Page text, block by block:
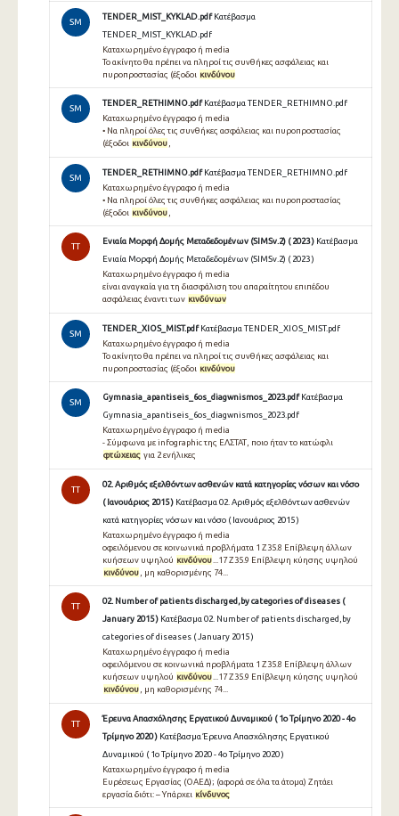
SM
TENDER_MIST_KYKLAD.pdf Κατέβασμα
TENDER_MIST_KYKLAD.pdf
Καταχωρημένο έγγραφο ή media
Το ακίνητο θα πρέπει να πληροί τις συνθήκες ασφάλειας και
πυροπροστασίας (έξοδοι κινδύνου
SM
TENDER_RETHIMNO.pdf Κατέβασμα TENDER_RETHIMNO.pdf
Καταχωρημένο έγγραφο ή media
• Να πληροί όλες τις συνθήκες ασφάλειας και πυροπροστασίας
(έξοδοι κινδύνου ,
SM
TENDER_RETHIMNO.pdf Κατέβασμα TENDER_RETHIMNO.pdf
Καταχωρημένο έγγραφο ή media
• Να πληροί όλες τις συνθήκες ασφάλειας και πυροπροστασίας
(έξοδοι κινδύνου
TT
Ενιαία Μορφή Δομής Μεταδεδομένων (SIMSv.2) ( 2023 ) Κατέβασμα
Ενιαία Μορφή Δομής Μεταδεδομένων (SIMSv.2) ( 2023 )
Καταχωρημένο έγγραφο ή media
είναι αναγκαία για τη διασφάλιση του απαραίτητου επιπέδου
ασφάλειας έναντι των κινδύνων
SM
TENDER_XIOS_MIST.pdf Κατέβασμα TENDER_XIOS_MIST.pdf
Καταχωρημένο έγγραφο ή media
Το ακίνητο θα πρέπει να πληροί τις συνθήκες ασφάλειας και
πυροπροστασίας (έξοδοι κινδύνου
SM
Gymnasia_apantiseis_6os_diagwnismos_2023.pdf Κατέβασμα
Gymnasia_apantiseis_6os_diagwnismos_2023.pdf
Καταχωρημένο έγγραφο ή media
- Σύμφωνα με infographic της ΕΛΣΤΑΤ, ποιο ήταν το κατώφλι
φτώχειας για 2 ενήλικες
TT
02. Αριθμός εξελθόντων ασθενών κατά κατηγορίες νόσων και νόσο
( Ιανουάριος 2015 ) Κατέβασμα 02. Αριθμός εξελθόντων ασθενών
κατά κατηγορίες νόσων και νόσο ( Ιανουάριος 2015 )
Καταχωρημένο έγγραφο ή media
οφειλόμενου σε κοινωνικά προβλήματα 1 Z35.8 Επίβλεψη άλλων
κυήσεων υψηλού κινδύνου ...17 Z35.9 Επίβλεψη κύησης υψηλού
κινδύνου , μη καθορισμένης 74...
TT
02. Number of patients discharged,by categories of diseases (
January 2015 ) Κατέβασμα 02. Number of patients discharged,by
categories of diseases ( January 2015 )
Καταχωρημένο έγγραφο ή media
οφειλόμενου σε κοινωνικά προβλήματα 1 Z35.8 Επίβλεψη άλλων
κυήσεων υψηλού κινδύνου...17 Z35.9 Επίβλεψη κύησης υψηλού
κινδύνου , μη καθορισμένης 74...
TT
Έρευνα Απασχόλησης Εργατικού Δυναμικού ( 1ο Τρίμηνο 2020 - 4ο
Τρίμηνο 2020 ) Κατέβασμα Έρευνα Απασχόλησης Εργατικού
Δυναμικού ( 1ο Τρίμηνο 2020 - 4ο Τρίμηνο 2020 )
Καταχωρημένο έγγραφο ή media
Eυρέσεως Eργασίας (ΟΑΕΔ); (αφορά σε όλα τα άτομα) Zητάει
εργασία διότι: – Yπάρχει κίνδυνος